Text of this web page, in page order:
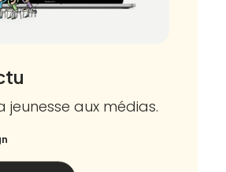
jeunesse aux médias.